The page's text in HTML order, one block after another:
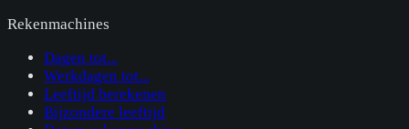
Rekenmachines
Dagen tot...
Werkdagen tot...
Leeftijd berekenen
Bijzondere leeftijd